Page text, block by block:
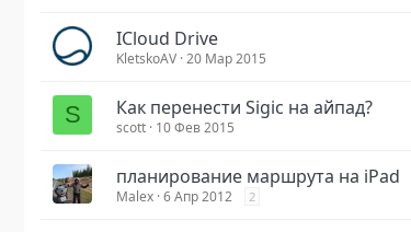
ICloud Drive
KletskoAV 20 Мар 2015
S Как перенести Sigic на айпад?
scott 10 Фев 2015
планирование маршрута на iPad
Malex 6 Апр 2012 2